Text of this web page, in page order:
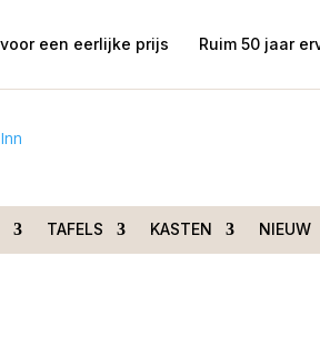
een eerlijke prijs Ruim 50 jaar
TAFELS KASTEN NIEUW
/Rechte banken/ Amalia 3-